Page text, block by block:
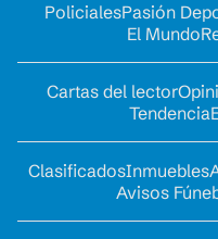
PolicialesPasión
El Mundo
Cartas del lector
Tendencia
ClasificadosInmuebles
Avisos